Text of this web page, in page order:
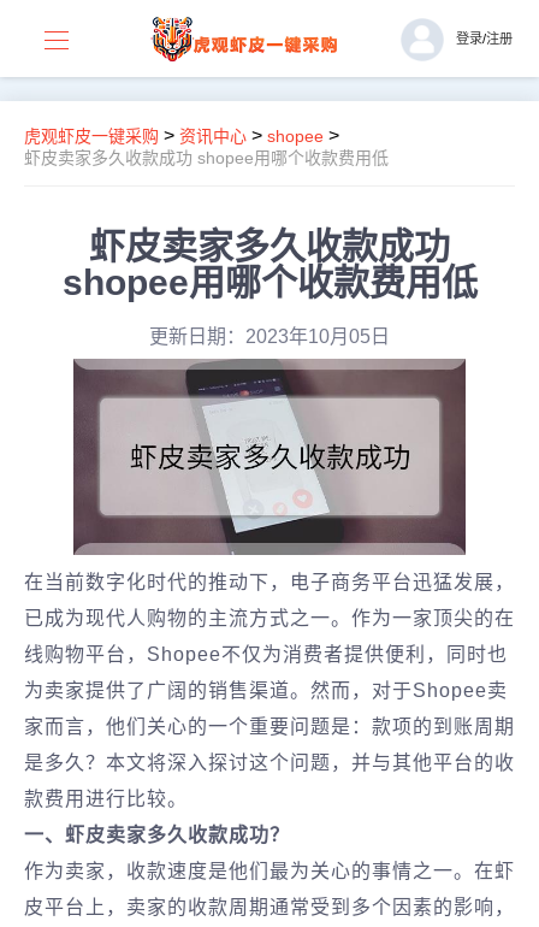
登录/注册
虎观虾皮一键采购 > 资讯中心 > shopee >
虾皮卖家多久收款成功 shopee用哪个收款费用低
虾皮卖家多久收款成功
shopee用哪个收款费用低
更新日期：2023年10月05日
在当前数字化时代的推动下，电子商务平台迅猛发展，
已成为现代人购物的主流方式之一。作为一家顶尖的在
线购物平台，Shopee不仅为消费者提供便利，同时也
为卖家提供了广阔的销售渠道。然而，对于Shopee卖
家而言，他们关心的一个重要问题是：款项的到账周期
是多久？本文将深入探讨这个问题，并与其他平台的收
款费用进行比较。
一、虾皮卖家多久收款成功？
作为卖家，收款速度是他们最为关心的事情之一。在虾
皮平台上，卖家的收款周期通常受到多个因素的影响，